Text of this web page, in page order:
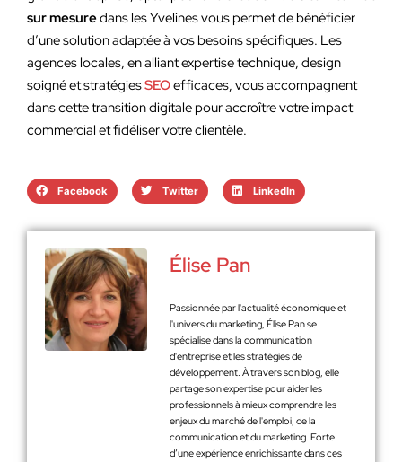
sur mesuredans les Yvelines vous permet de bénéficier
d’une solution adaptée à vos besoins spécifiques. Les
agences locales, en alliant expertise technique, design
soigné et stratégiesSEOefficaces, vous accompagnent
dans cette transition digitale pour accroître votre impact
commercial et fidéliser votre clientèle.
Facebook Twitter LinkedIn
Élise Pan
Passionnée par l'actualité économique et
l'univers du marketing, Élise Pan se
spécialise dans la communication
d'entreprise et les stratégies de
développement. À travers son blog, elle
partage son expertise pour aider les
professionnels à mieux comprendre les
enjeux du marché de l'emploi, de la
communication et du marketing. Forte
d’une expérience enrichissante dans ces